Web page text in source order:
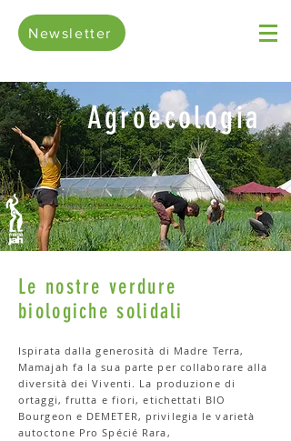
Newsletter
Agroecologia
Le nostre verdure
biologiche solidali
Ispirata dalla generosità di Madre Terra,
Mamajah fa la sua parte per collaborare alla
diversità dei Viventi. La produzione di
ortaggi, frutta e fiori, etichettati BIO
Bourgeon e DEMETER, privilegia le varietà
autoctone Pro Spécié Rara,